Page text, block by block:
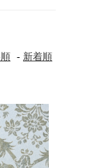
- 新着順